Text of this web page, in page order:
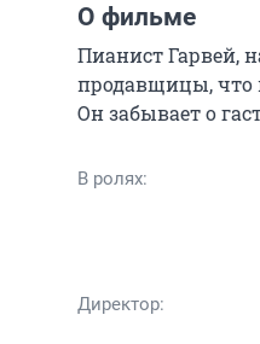
О фильме
Пианист Гарвей,
продавщицы, что
Он забывает о
В ролях:
Директор: